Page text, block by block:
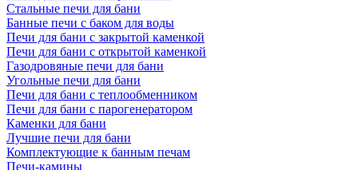
Стальные печи для бани
Банные печи с баком для воды
Печи для бани с закрытой каменкой
Печи для бани с открытой каменкой
Газодровяные печи для бани
Угольные печи для бани
Печи для бани с теплообменником
Печи для бани с парогенератором
Каменки для бани
Лучшие печи для бани
Комплектующие к банным печам
Печи-камины